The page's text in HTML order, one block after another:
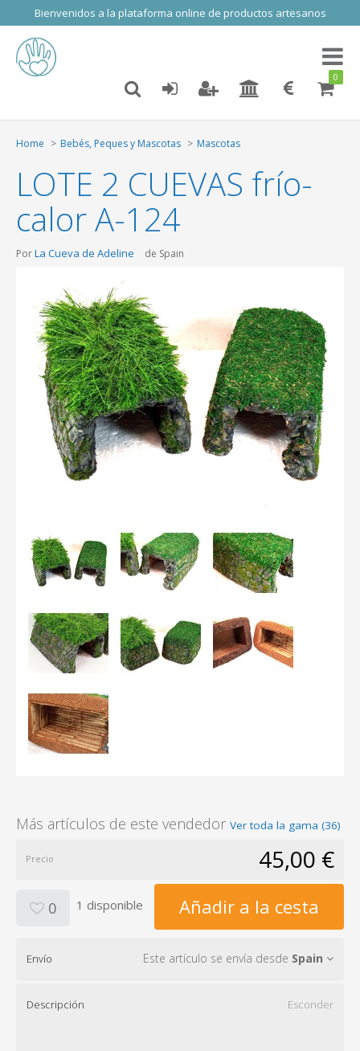
Bienvenidos a la plataforma online de productos artesanos
Toggle
0
Home Bebés, Peques y Mascotas Mascotas
LOTE 2 CUEVAS frío-
calor A-124
PorLa Cueva de Adeline de Spain
Más artículos de este vendedor Ver toda la gama (36)
Precio 45,00 €
0 1 disponible Añadir a la cesta
Envío Este artículo se envía desde Spain
Descripción Esconder